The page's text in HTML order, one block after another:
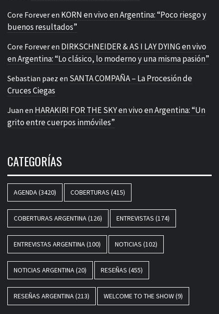
Core Foreveren KORN en vivo en Argentina: “Poco riesgo y
buenos resultados”
Core Foreveren DIRKSCHNEIDER & AS I LAY DYING en vivo
en Argentina: “Lo clásico, lo moderno y una misma pasión”
Sebastian paez en SANTA COMPAÑA – La Procesión de
Cruces Ciegas
Juan en HARAKIRI FOR THE SKY en vivo en Argentina: “Un
grito entre cuerpos inmóviles”
CATEGORÍAS
AGENDA(3420) COBERTURAS (415)
COBERTURAS ARGENTINA(126) ENTREVISTAS (174)
ENTREVISTAS ARGENTINA(100) NOTICIAS (102)
NOTICIAS ARGENTINA(20) RESEÑAS (455)
RESEÑAS ARGENTINA(213) WELCOME TO THE SHOW(9)